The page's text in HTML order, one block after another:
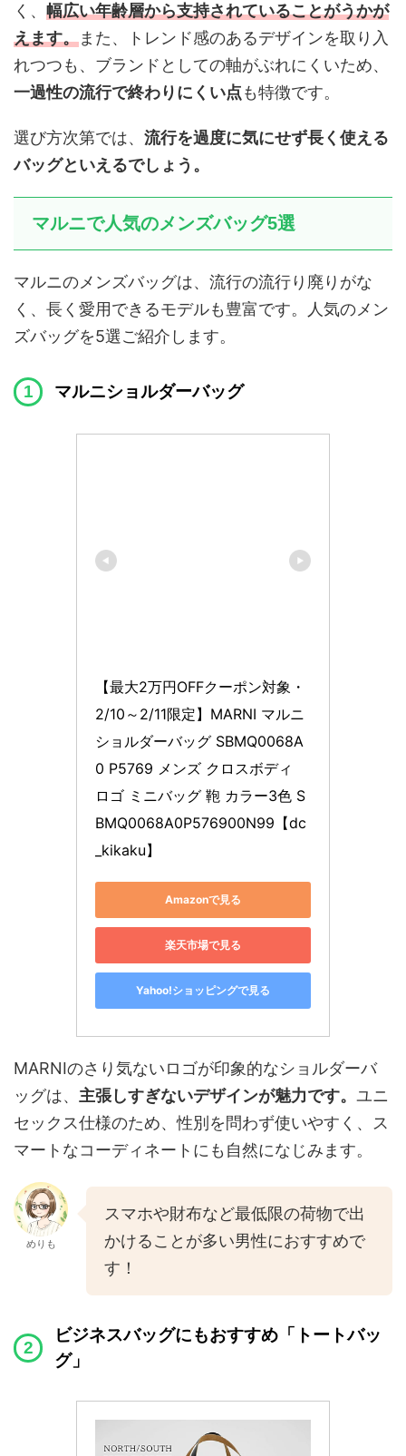
く、 幅広い年齢層から支持されていることがうかが
えます。また、トレンド感のあるデザインを取り入
れつつも、ブランドとしての軸がぶれにくいため、
一過性の流行で終わりにくい点も特徴です。
選び方次第では、 流行を過度に気にせず長く使える
バッグといえるでしょう。
マルニで人気のメンズバッグ5選
マルニのメンズバッグは、流行の流行り廃りがな
く、長く愛用できるモデルも豊富です。人気のメン
ズバッグを5選ご紹介します。
マルニショルダーバッグ
【最大2万円OFFクーポン対象・
2/10～2/11限定】MARNI マルニ
ショルダーバッグ SBMQ0068A
0 P5769 メンズ クロスボディ
ロゴ ミニバッグ 鞄 カラー3色 S
BMQ0068A0P576900N99【dc
_kikaku】
Amazonで見る
楽天市場で見る
Yahoo!ショッピングで見る
MARNIのさり気ないロゴが印象的なショルダーバ
ッグは、 主張しすぎないデザインが魅力です。 ユニ
セックス仕様のため、性別を問わず使いやすく、ス
マートなコーディネートにも自然になじみます。
めりも
スマホや財布など最低限の荷物で出
かけることが多い男性におすすめで
す！
ビジネスバッグにもおすすめ「トートバッ
グ」